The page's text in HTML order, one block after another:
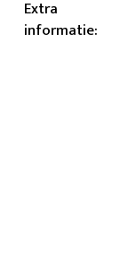
Extra
informatie: